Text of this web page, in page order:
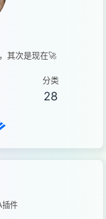
其次是现在🚀
分类
28
插件